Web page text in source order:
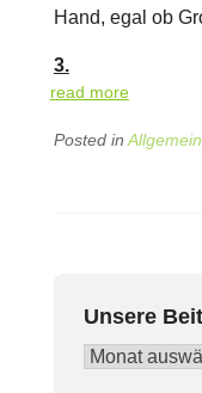
Hand, egal ob
3.
read more
Posted in Allgemein
Unsere